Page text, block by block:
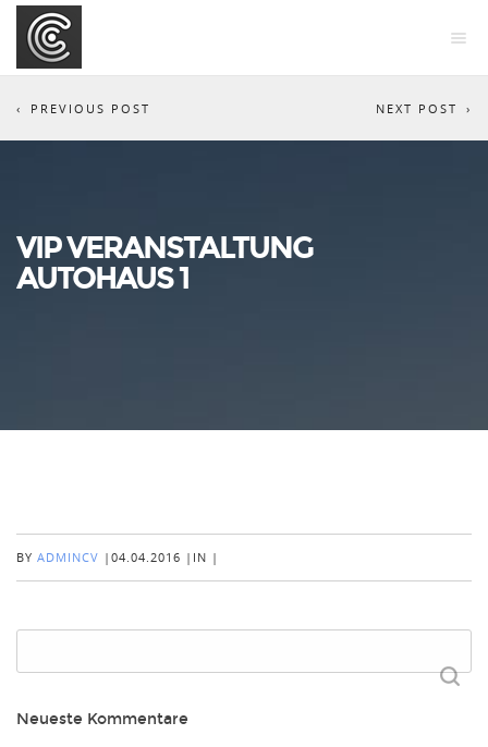
NEXT POST
PREVIOUS POST
VIP VERANSTALTUNG
AUTOHAUS 1
BY ADMINCV | 04.04.2016 | IN |
nach:
Neueste Kommentare